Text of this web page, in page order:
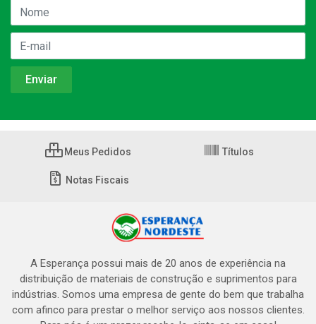
Meus Pedidos Títulos
Notas Fiscais
A Esperança possui mais de 20 anos de experiência na
distribuição de materiais de construção e suprimentos para
indústrias. Somos uma empresa de gente do bem que trabalha
com afinco para prestar o melhor serviço aos nossos clientes.